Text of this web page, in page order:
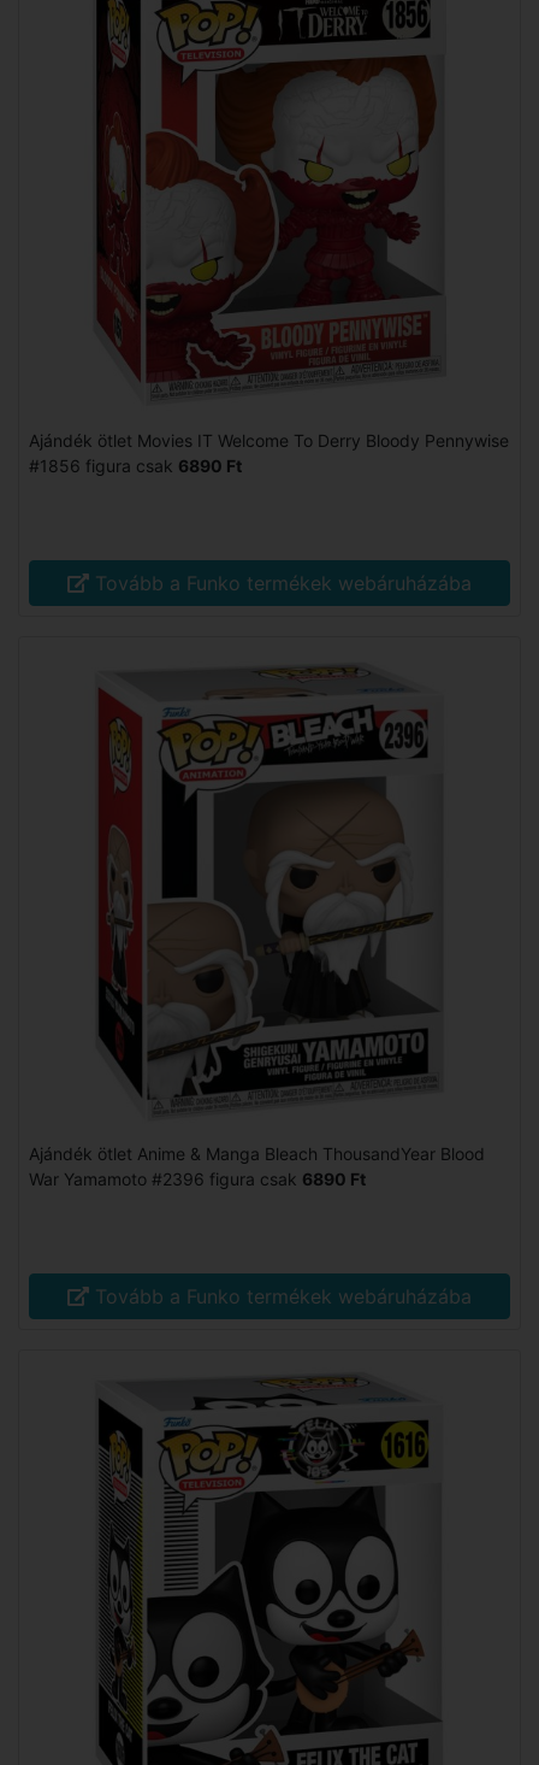
Ajándék ötlet Movies IT Welcome To Derry Bloody Pennywise
#1856 figura csak 6890 Ft
Tovább a Funko termékek webáruházába
Ajándék ötlet Anime & Manga Bleach ThousandYear Blood
War Yamamoto #2396 figura csak 6890 Ft
Tovább a Funko termékek webáruházába